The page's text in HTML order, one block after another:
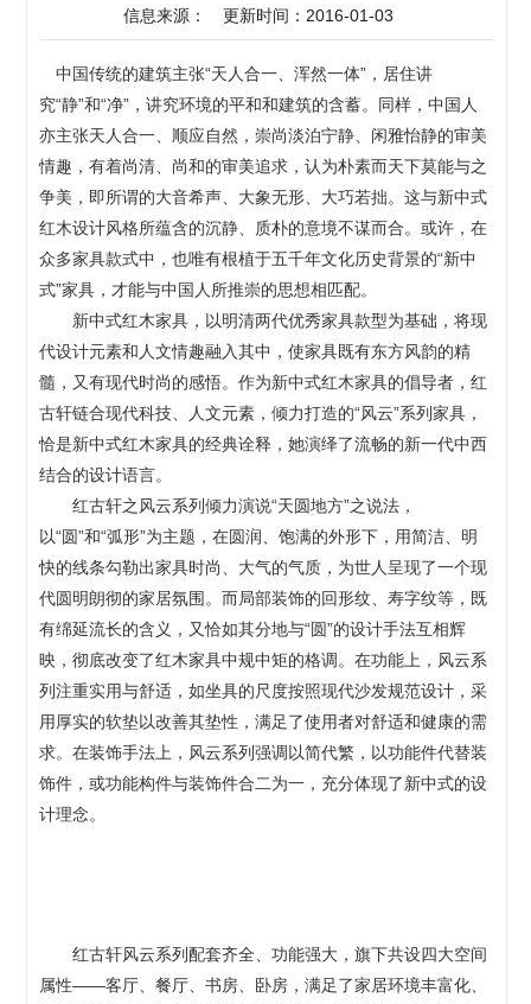
信息来源： 更新时间：2016-01-03
中国传统的建筑主张“天人合一、浑然一体”，居住讲
究“静”和“净”，讲究环境的平和和建筑的含蓄。同样，中国人
亦主张天人合一、顺应自然，崇尚淡泊宁静、闲雅怡静的审美
情趣，有着尚清、尚和的审美追求，认为朴素而天下莫能与之
争美，即所谓的大音希声、大象无形、大巧若拙。这与新中式
红木设计风格所蕴含的沉静、质朴的意境不谋而合。或许，在
众多家具款式中，也唯有根植于五千年文化历史背景的“新中
式”家具，才能与中国人所推崇的思想相匹配。
新中式红木家具，以明清两代优秀家具款型为基础，将现
代设计元素和人文情趣融入其中，使家具既有东方风韵的精
髓，又有现代时尚的感悟。作为新中式红木家具的倡导者，红
古轩链合现代科技、人文元素，倾力打造的“风云”系列家具，
恰是新中式红木家具的经典诠释，她演绎了流畅的新一代中西
结合的设计语言。
红古轩之风云系列倾力演说“天圆地方”之说法，
以“圆”和“弧形”为主题，在圆润、饱满的外形下，用简洁、明
快的线条勾勒出家具时尚、大气的气质，为世人呈现了一个现
代圆明朗彻的家居氛围。而局部装饰的回形纹、寿字纹等，既
有绵延流长的含义，又恰如其分地与“圆”的设计手法互相辉
映，彻底改变了红木家具中规中矩的格调。在功能上，风云系
列注重实用与舒适，如坐具的尺度按照现代沙发规范设计，采
用厚实的软垫以改善其垫性，满足了使用者对舒适和健康的需
求。在装饰手法上，风云系列强调以简代繁，以功能件代替装
饰件，或功能构件与装饰件合二为一，充分体现了新中式的设
计理念。
红古轩风云系列配套齐全、功能强大，旗下共设四大空间
属性——客厅、餐厅、书房、卧房，满足了家居环境丰富化、